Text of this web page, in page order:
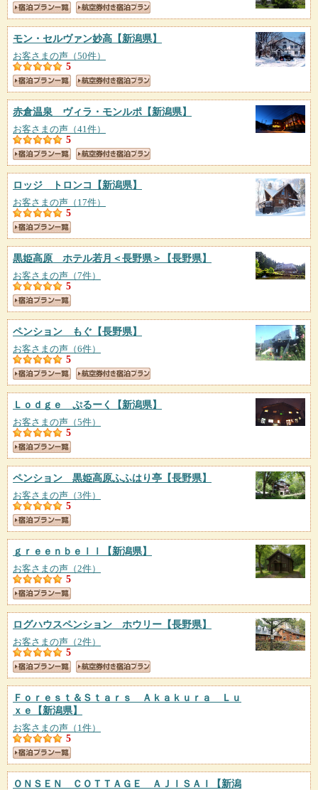
モン・セルヴァン妙高 【新潟県】
お客さまの声（50件）
5
赤倉温泉 ヴィラ・モンルポ 【新潟県】
お客さまの声（41件）
5
ロッジ トロンコ 【新潟県】
お客さまの声（17件）
5
黒姫高原 ホテル若月＜長野県＞ 【長野県】
お客さまの声（7件）
5
ペンション もぐ 【長野県】
お客さまの声（6件）
5
Ｌｏｄｇｅ ぷるーく 【新潟県】
お客さまの声（5件）
5
ペンション 黒姫高原ふふはり亭 【長野県】
お客さまの声（3件）
5
ｇｒｅｅｎｂｅｌｌ 【新潟県】
お客さまの声（2件）
5
ログハウスペンション ホウリー 【長野県】
お客さまの声（2件）
5
Ｆｏｒｅｓｔ＆Ｓｔａｒｓ Ａｋａｋｕｒａ Ｌｕ
ｘｅ
【新潟県】
お客さまの声（1件）
5
ＯＮＳＥＮ ＣＯＴＴＡＧＥ ＡＪＩＳＡＩ 【新潟